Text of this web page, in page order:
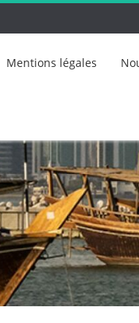
Mentions légales